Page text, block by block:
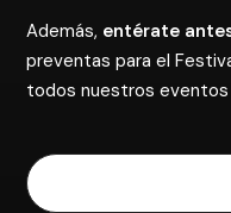
Además, entérate
preventas para el
todos nuestros